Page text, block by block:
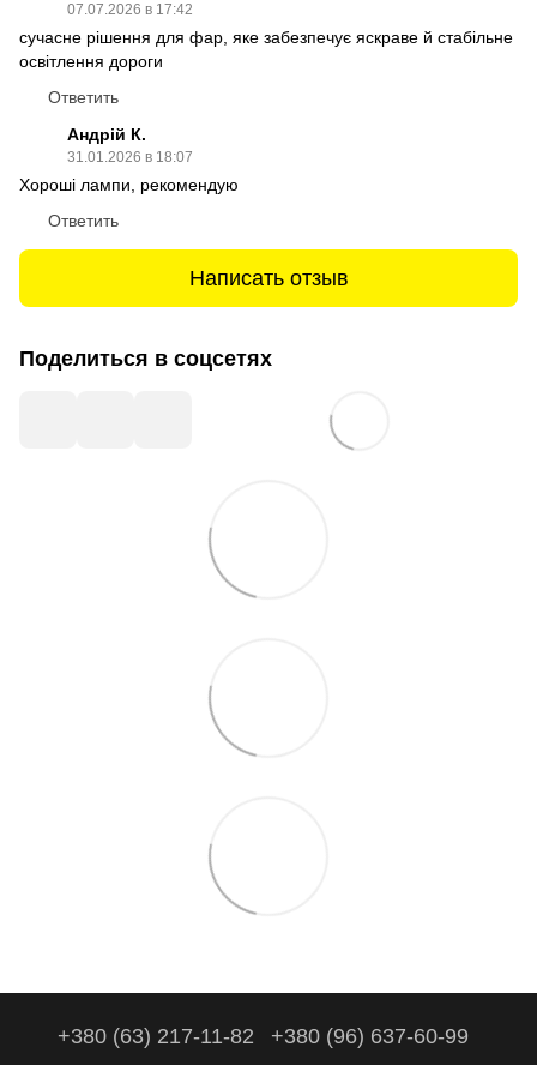
07.07.2026 в 17:42
сучасне рішення для фар, яке забезпечує яскраве й стабільне
освітлення дороги
Ответить
Андрій К.
31.01.2026 в 18:07
Хороші лампи, рекомендую
Ответить
Написать отзыв
Поделиться в соцсетях
+380 (63) 217-11-82 +380 (96) 637-60-99